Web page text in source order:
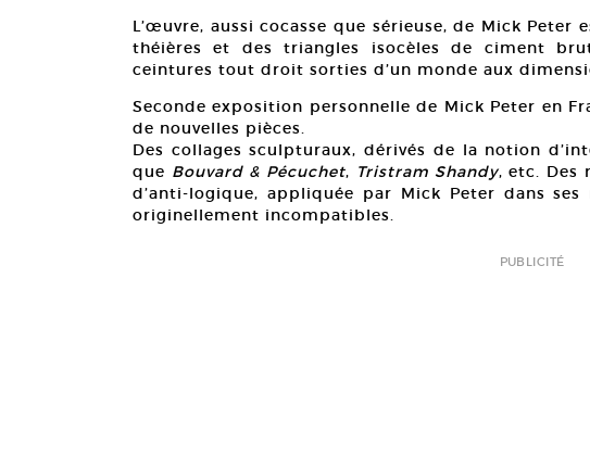
L’œuvre, aussi cocasse que sérieuse, de Mick
théières et des triangles isocèles de ciment
ceintures tout droit sorties d’un monde aux
Seconde exposition personnelle de Mick Peter en
de nouvelles pièces.
Des collages sculpturaux, dérivés de la notion
que Bouvard & Pécuchet, Tristram Shandy, etc. Des
d’anti-logique, appliquée par Mick Peter dans
originellement incompatibles.
PUBLICITÉ